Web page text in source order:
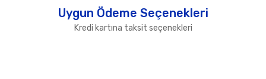
Uygun Ödeme Seçenekleri
Kredi kartına taksit seçenekleri